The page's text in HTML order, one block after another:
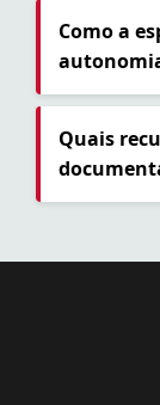
Como a
Quais